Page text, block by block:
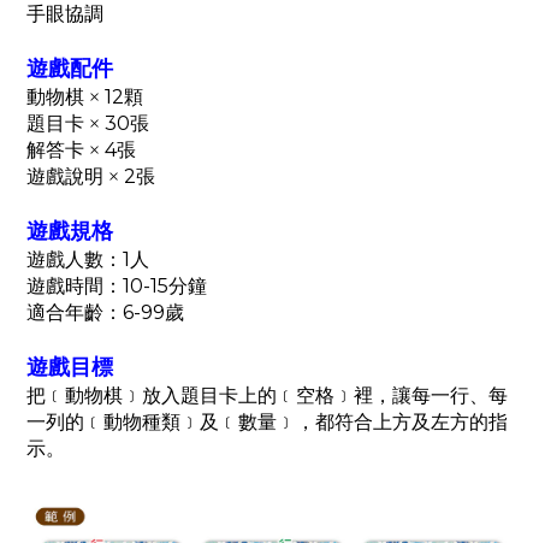
手眼協調
遊戲配件
動物棋 × 12顆
題目卡 × 30張
解答卡 × 4張
遊戲說明 × 2張
遊戲規格
遊戲人數：1人
遊戲時間：10-15分鐘
適合年齡：6-99歲
遊戲目標
把﹝動物棋﹞放入題目卡上的﹝空格﹞裡， 讓每一行、每
一列的﹝動物種類﹞及﹝數量﹞， 都符合上方及左方的指
示。